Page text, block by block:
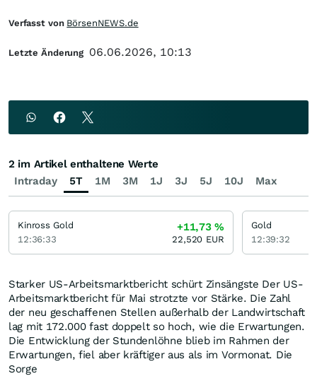
Starker US-Arbeitsmarktbericht schürt Zinsängste Der US-
Arbeitsmarktbericht für Mai strotzte vor Stärke. Die Zahl
der neu geschaffenen Stellen außerhalb der Landwirtschaft
lag mit 172.000 fast doppelt so hoch, wie die Erwartungen.
Die Entwicklung der Stundenlöhne blieb im Rahmen der
Erwartungen, fiel aber kräftiger aus als im Vormonat. Die
Sorge
Verfasst von BörsenNEWS.de
Letzte Änderung 06.06.2026, 10:13
Intraday 5T 1M 3M 1J 3J 5J 10J Max
2 im Artikel enthaltene Werte
Kinross Gold
12:36:33
+11,73%
22,520 EUR
Gold
12:39:32